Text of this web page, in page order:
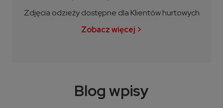
Zdjęcia odzieży dostępne dla Klientów hurtowych
Zobacz więcej >
Blog wpisy